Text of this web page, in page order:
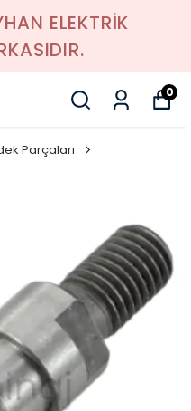
ELEKTRİK
0
Parçaları